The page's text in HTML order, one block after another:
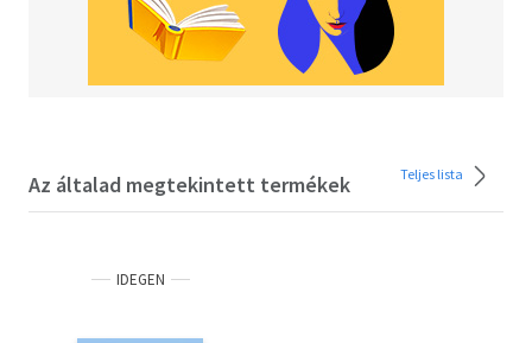
Az általad megtekintett termékek Teljes lista
IDEGEN